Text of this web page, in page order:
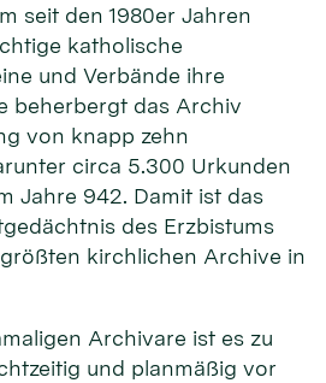
seit den 1980er Jahren
katholische
und Verbände ihre
beherbergt das Archiv
von knapp zehn
circa 5.300 Urkunden
Jahre 942. Damit ist das
des Erzbistums
kirchlichen Archive in
Archivare ist es zu
und planmäßig vor